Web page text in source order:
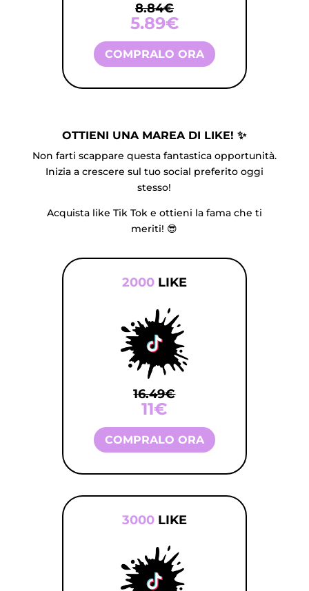
8.84€
5.89€
COMPRALO ORA
OTTIENI UNA MAREA DI LIKE! ✨
Non farti scappare questa fantastica opportunità.
Inizia a crescere sul tuo social preferito oggi
stesso!
Acquista like Tik Tok e ottieni la fama che ti
meriti! 😎
2000LIKE
16.49€
11€
COMPRALO ORA
3000LIKE